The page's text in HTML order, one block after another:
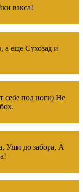
вакса!
а еще Сухозад и
себе под ноги) Не
Уши до забора, А